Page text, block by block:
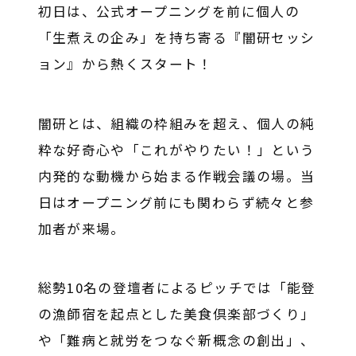
初日は、公式オープニングを前に個人の
「生煮えの企み」を持ち寄る『闇研セッシ
ョン』から熱くスタート！
闇研とは、組織の枠組みを超え、個人の純
粋な好奇心や「これがやりたい！」という
内発的な動機から始まる作戦会議の場。 当
日はオープニング前にも関わらず続々と参
加者が来場。
総勢10名の登壇者によるピッチでは「能登
の漁師宿を起点とした美食倶楽部づくり」
や「難病と就労をつなぐ新概念の創出」、